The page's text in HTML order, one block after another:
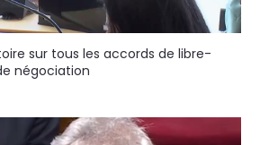
sur tous les accords de libre-
négociation